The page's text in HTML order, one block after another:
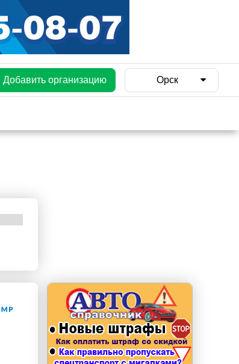
Добавить организацию Орск
erid: LdtCKJjWj Реклама. ИП Кучеренко Николай
Николаевич